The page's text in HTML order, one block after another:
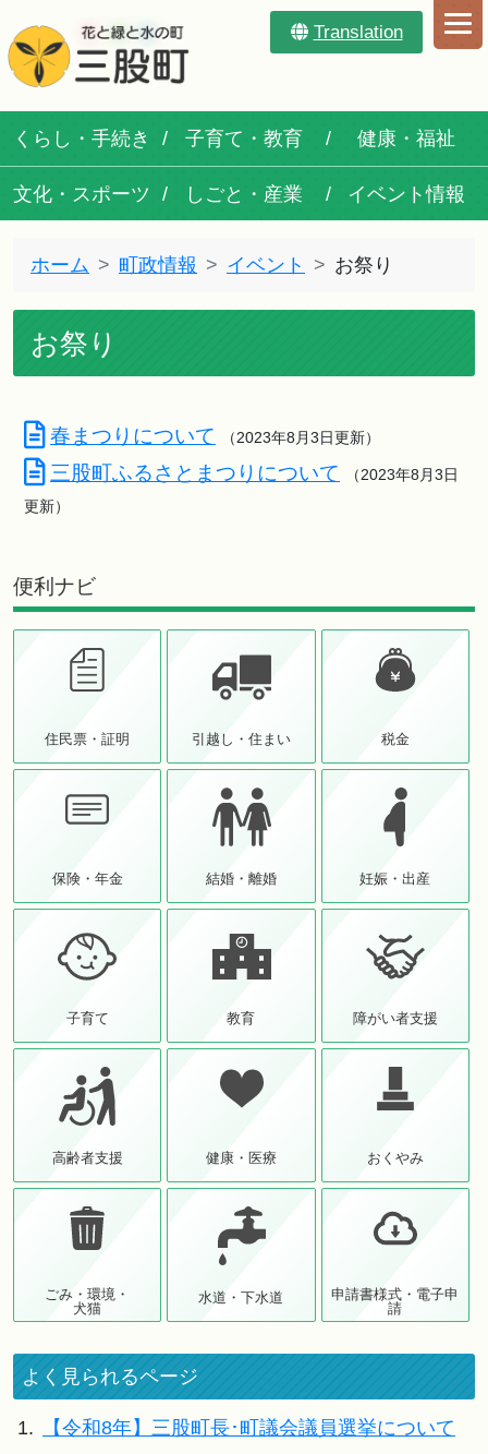
Translation
くらし・手続き 子育て・教育 健康・福祉
文化・スポーツ しごと・産業 イベント情報
ホーム 町政情報 イベント お祭り
お祭り
春まつりについて （2023年8月3日更新）
三股町ふるさとまつりについて
（2023年8月3日
更新）
便利ナビ
住民票・証明 引越し・住まい 税金
保険・年金 結婚・離婚 妊娠・出産
子育て 教育 障がい者支援
高齢者支援 健康・医療 おくやみ
ごみ・環境・
犬猫
水道・下水道
申請書様式・電子申
請
よく見られるページ
1.
【令和8年】三股町長･町議会議員選挙について